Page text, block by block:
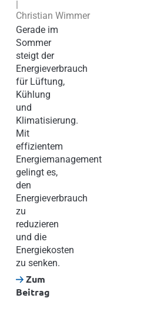
Christian Wimmer
Gerade im
Sommer
steigt der
Energieverbrauch
für Lüftung,
Kühlung
und
Klimatisierung.
Mit
effizientem
Energiemanagement
gelingt es,
den
Energieverbrauch
zu
reduzieren
und die
Energiekosten
zu senken.
Zum
Beitrag